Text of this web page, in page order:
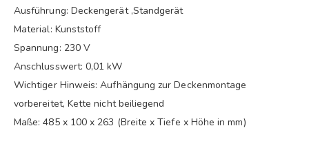
Ausführung: Deckengerät ,Standgerät
Material: Kunststoff
Spannung: 230 V
Anschlusswert: 0,01 kW
Wichtiger Hinweis: Aufhängung zur Deckenmontage
vorbereitet, Kette nicht beiliegend
Maße: 485 x 100 x 263 (Breite x Tiefe x Höhe in mm)